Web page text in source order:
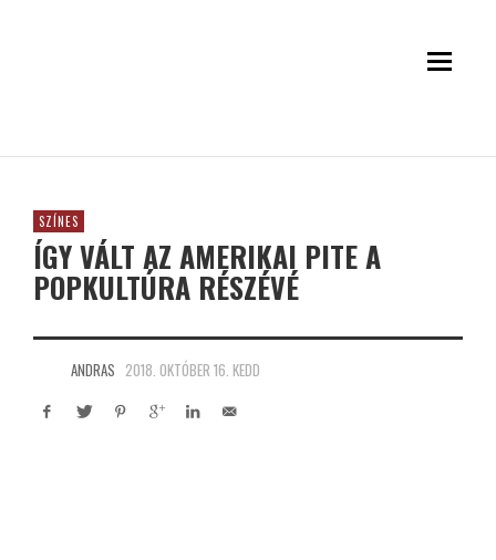
SZÍNES
ÍGY VÁLT AZ AMERIKAI PITE A
POPKULTÚRA RÉSZÉVÉ
ANDRAS 2018. OKTÓBER 16. KEDD